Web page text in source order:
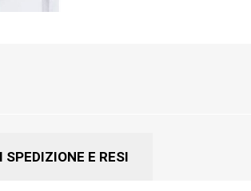
SPEDIZIONE E RESI